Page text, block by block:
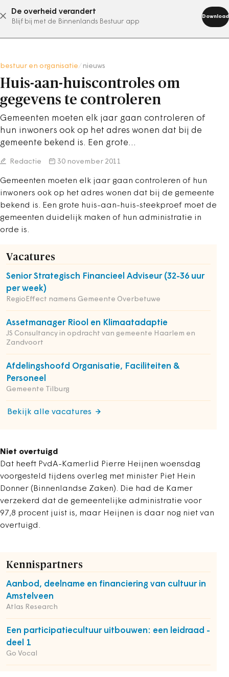
De overheid verandert
Blijf bij met de Binnenlands Bestuur app
Download
abonneer nu
bestuur en organisatie nieuws
Huis-aan-huiscontroles om
gegevens te controleren
Gemeenten moeten elk jaar gaan controleren of
hun inwoners ook op het adres wonen dat bij de
gemeente bekend is. Een grote…
Redactie 30 november 2011
Gemeenten moeten elk jaar gaan controleren of hun
inwoners ook op het adres wonen dat bij de gemeente
bekend is. Een grote huis-aan-huis-steekproef moet de
gemeenten duidelijk maken of hun administratie in
orde is.
Vacatures
Senior Strategisch Financieel Adviseur (32-36 uur
per week)
RegioEffect namens Gemeente Overbetuwe
Assetmanager Riool en Klimaatadaptie
JS Consultancy in opdracht van gemeente Haarlem en
Zandvoort
Afdelingshoofd Organisatie, Faciliteiten &
Personeel
Gemeente Tilburg
Bekijk alle vacatures
Niet overtuigd
Dat heeft PvdA-Kamerlid Pierre Heijnen woensdag
voorgesteld tijdens overleg met minister Piet Hein
Donner (Binnenlandse Zaken). Die had de Kamer
verzekerd dat de gemeentelijke administratie voor
97,8 procent juist is, maar Heijnen is daar nog niet van
overtuigd.
Kennispartners
Aanbod, deelname en financiering van cultuur in
Amstelveen
Atlas Research
Een participatiecultuur uitbouwen: een leidraad -
deel 1
Go Vocal